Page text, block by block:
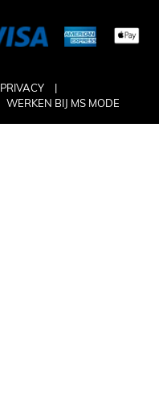
PRIVACY
WERKEN BIJ MS MODE